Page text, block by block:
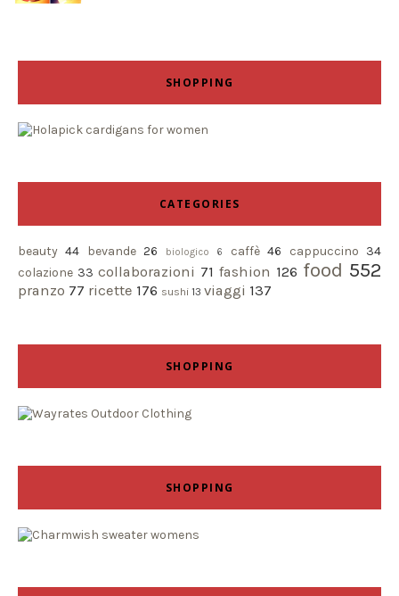
SHOPPING
CATEGORIES
beauty 44 bevande 26 biologico 6 caffè 46 cappuccino 34
colazione 33 collaborazioni 71 fashion 126 food 552
pranzo 77 ricette 176 sushi 13 viaggi 137
SHOPPING
SHOPPING